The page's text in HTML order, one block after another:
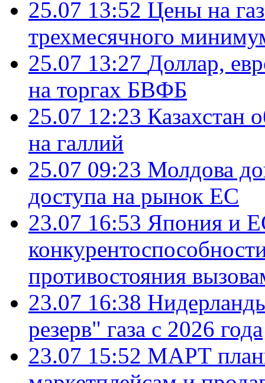
25.07 13:52 Цены на
трехмесячного
25.07 13:27 Доллар,
на торгах БВФБ
25.07 12:23 Казахстан
на галлий
25.07 09:23 Молдова
доступа на рынок ЕС
23.07 16:53 Япония и
противостояния
23.07 16:38
резерв" газа с 2026 года
23.07 15:52 МАРТ